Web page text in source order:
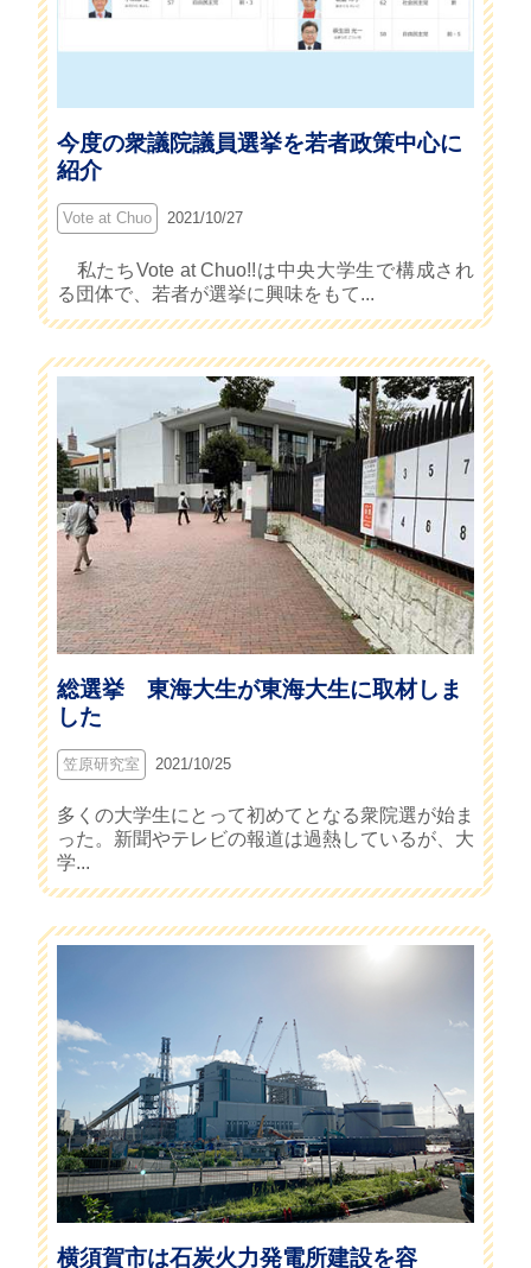
今度の衆議院議員選挙を若者政策中心に
紹介
Vote at Chuo 2021/10/27
私たちVote at Chuo!!は中央大学生で構成され
る団体で、若者が選挙に興味をもて...
総選挙 東海大生が東海大生に取材しま
した
笠原研究室 2021/10/25
多くの大学生にとって初めてとなる衆院選が始ま
った。新聞やテレビの報道は過熱しているが、大
学...
横須賀市は石炭火力発電所建設を容